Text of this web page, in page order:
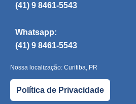
(41) 9 8461-5543
Whatsapp:
(41) 9 8461-5543
Nossa localização: Curitiba, PR
Política de Privacidade